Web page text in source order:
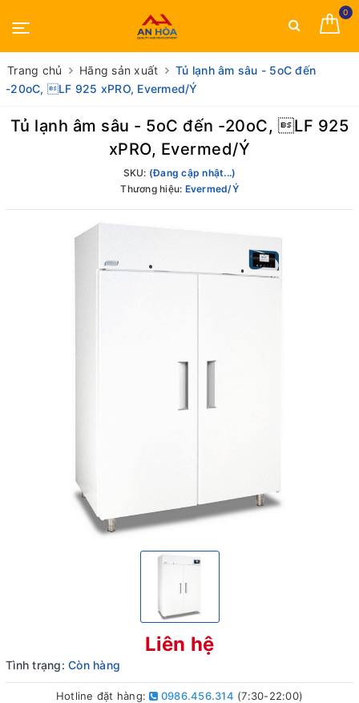
0
Trang chủ Hãng sản xuất
Tủ lạnh âm sâu - 5oC đến
-20oC, LF 925 xPRO, Evermed/Ý
Tủ lạnh âm sâu - 5oC đến -20oC, LF 925
xPRO, Evermed/Ý
SKU: (Đang cập nhật...)
Thương hiệu: Evermed/Ý
Liên hệ
Tình trạng: Còn hàng
Hotline đặt hàng: 0986.456.314 (7:30-22:00)